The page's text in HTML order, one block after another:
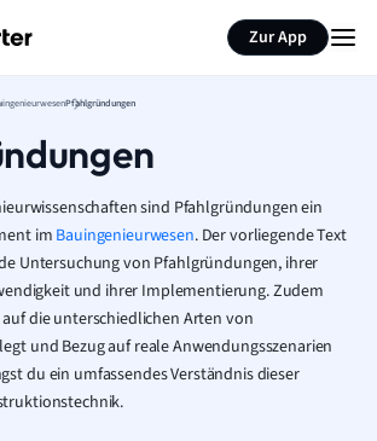
Zur App
Pfahlgründungen
sind Pfahlgründungen ein
im Bauingenieurwesen. Der vorliegende Text
Untersuchung von Pfahlgründungen, ihrer
und ihrer Implementierung. Zudem
die unterschiedlichen Arten von
und Bezug auf reale Anwendungsszenarien
du ein umfassendes Verständnis dieser